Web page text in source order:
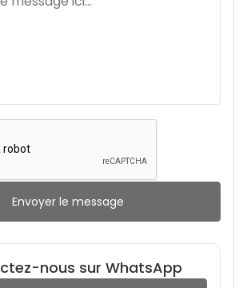
Envoyer le message
nous sur WhatsApp